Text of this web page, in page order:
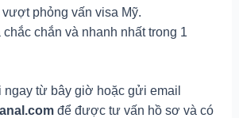
phỏng vấn visa Mỹ.
chắn và nhanh nhất trong 1
ngay từ bây giờ hoặc gửi email
để được tư vấn hồ sơ và có